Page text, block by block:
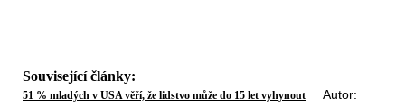
Související články:
51 % mladých v USA věří, že lidstvo může do 15 let vyhynout Autor: